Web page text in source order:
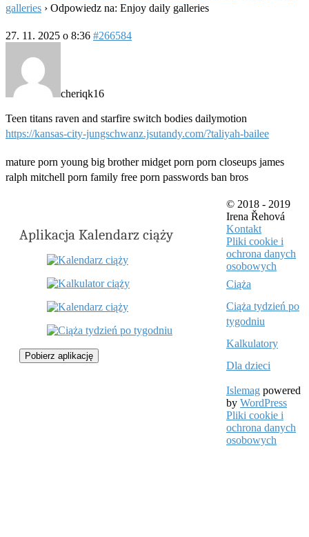
galleries › Odpowiedz na: Enjoy daily galleries
27. 11. 2025 o 8:36 #266584
cheriqk16
Teen titans raven and starfire switch bodies dailymotion
https://kansas-city-jungschwanz.jsutandy.com/?taliyah-bailee
mature porn young big brother midget porn porn closeups james
ralph mitchell porn family free porn passwords ban bros
Aplikacja Kalendarz ciąży
Pobierz aplikację
© 2018 - 2019
Irena Řehová
Kontakt
Pliki cookie i
ochrona danych
osobowych
Ciąża
Ciąża tydzień po
tygodniu
Kalkulatory
Dla dzieci
Islemag powered
by WordPress
Pliki cookie i
ochrona danych
osobowych